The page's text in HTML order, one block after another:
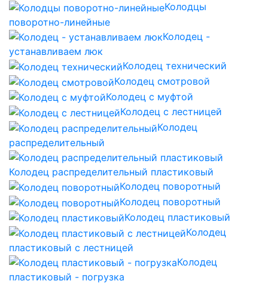
Колодцы
поворотно-линейные
Колодец -
устанавливаем люк
Колодец технический
Колодец смотровой
Колодец с муфтой
Колодец с лестницей
Колодец
распределительный
Колодец распределительный пластиковый
Колодец поворотный
Колодец поворотный
Колодец пластиковый
Колодец
пластиковый с лестницей
Колодец
пластиковый - погрузка